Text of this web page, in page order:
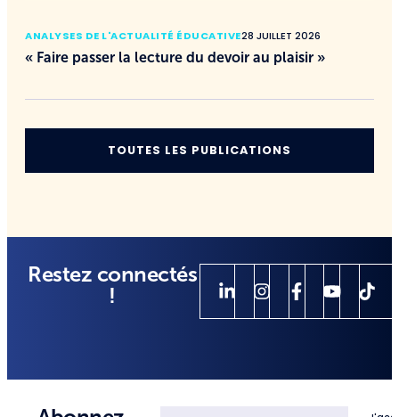
ANALYSES DE L'ACTUALITÉ ÉDUCATIVE28 JUILLET 2026
« Faire passer la lecture du devoir au plaisir »
TOUTES LES PUBLICATIONS
Restez connectés
!